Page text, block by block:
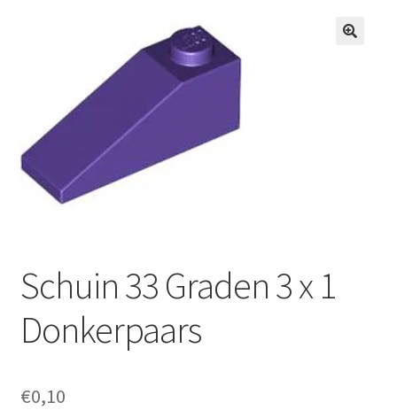
Schuin 33 Graden 3 x 1
Donkerpaars
€0,10